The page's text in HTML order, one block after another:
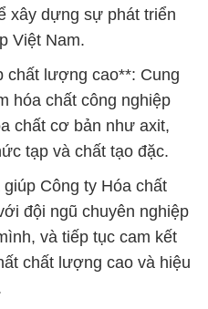
xây dựng sự phát triển
Việt Nam.
chất lượng cao**: Cung
hóa chất công nghiệp
chất cơ bản như axit,
tạp và chất tạo đặc.
Công ty Hóa chất
đội ngũ chuyên nghiệp
và tiếp tục cam kết
chất lượng cao và hiệu